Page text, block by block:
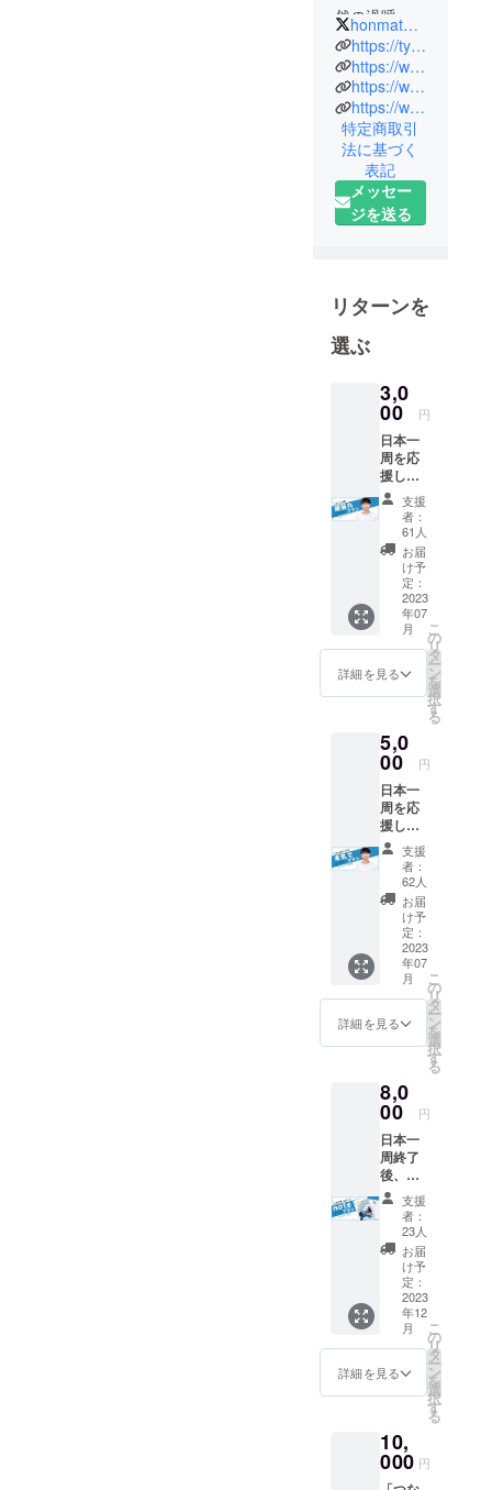
然の過呼吸
で倒れ、原
因不明の『1
型糖尿病』
と診断され
る。
以来、生涯
に渡りイン
スリン注射
ない身体に
なる。
１度は治ら
の注射生活
で鬱になり
仕事を辞め
るが、
現在は病気
を前向きに
捉え、患者
自身の日常
YouTubeや
SNSで発信
している。
honmataiki1
https://typeone-c.com
https://www.youtube.com/@taiki_iddm
https://www.instagram.com/honma_taiki
https://www.tiktok.com/@honma_taiki
特定商取引
法に基づく
表記
メッセー
ジを送る
リターンを
選ぶ
3,0
00 円
日本一
周を応
援して
くださ
るあな
たに感
謝の
メール
をお送
りしま
す！ ■
お礼
メール
をお届
け
支援
者：
61人
お届
け予
定：
2023
年07
月
詳細を見る
こ
の
リ
タ
ー
ン
を
選
択
す
る
5,0
00 円
日本一
周を応
援して
くださ
るあな
たに感
謝の
メール
と活動
報告を
随時お
送りし
ます！
■お礼
メール
と活動
随時お
届け ※
活動報
告：支
援者限
定活動
報告を
メール
にて月
１回配
信（計5
回）
支援
者：
62人
お届
け予
定：
2023
年07
月
詳細を見る
こ
の
リ
タ
ー
ン
を
選
択
す
る
8,0
00 円
日本一
周終了
後、冊
子化し
た「つ
なぐ
ノー
ト」を
お届け
しま
す！ ■
つなぐ
ノート
のお届
け
（2023
中） ※
つなぐ
ノー
支援
者：
23人
お届
け予
定：
2023
年12
月
詳細を見る
こ
の
リ
タ
ー
ン
を
選
択
す
る
10,
000 円